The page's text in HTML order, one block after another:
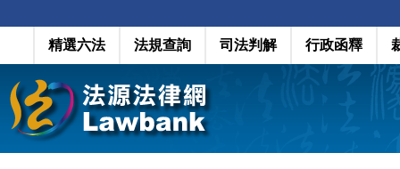
精選六法 法規查詢 司法判解 行政函釋